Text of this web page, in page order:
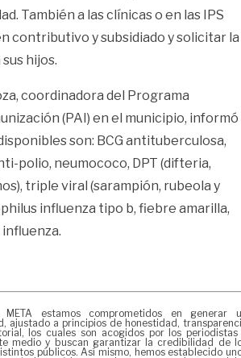
También a las clínicas o en las IPS
contributivo y subsidiado y solicitar la
hijos.
coordinadora del Programa
(PAI) en el municipio, informó
son: BCG antituberculosa,
polio, neumococo, DPT (difteria,
triple viral (sarampión, rubeola y
influenza tipo b, fiebre amarilla,
META estamos comprometidos en generar
ajustado a principios de honestidad,
los cuales son acogidos por los periodistas
medio y buscan garantizar la credibilidad de
públicos. Así mismo, hemos establecido